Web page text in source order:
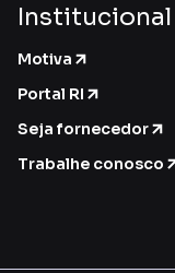
Institucional
Motiva
Portal RI
Seja fornecedor
Trabalhe conosco